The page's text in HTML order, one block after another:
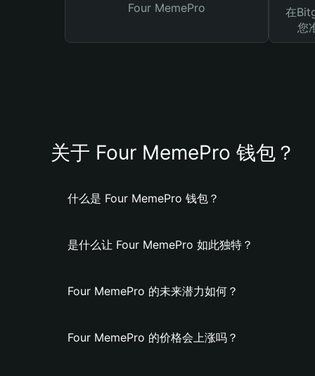
Four MemePro
在
您
关于 Four MemePro 钱包？
什么是 Four MemePro 钱包？
是什么让 Four MemePro 如此独特？
Four MemePro 的未来潜力如何？
Four MemePro 的价格会上涨吗？